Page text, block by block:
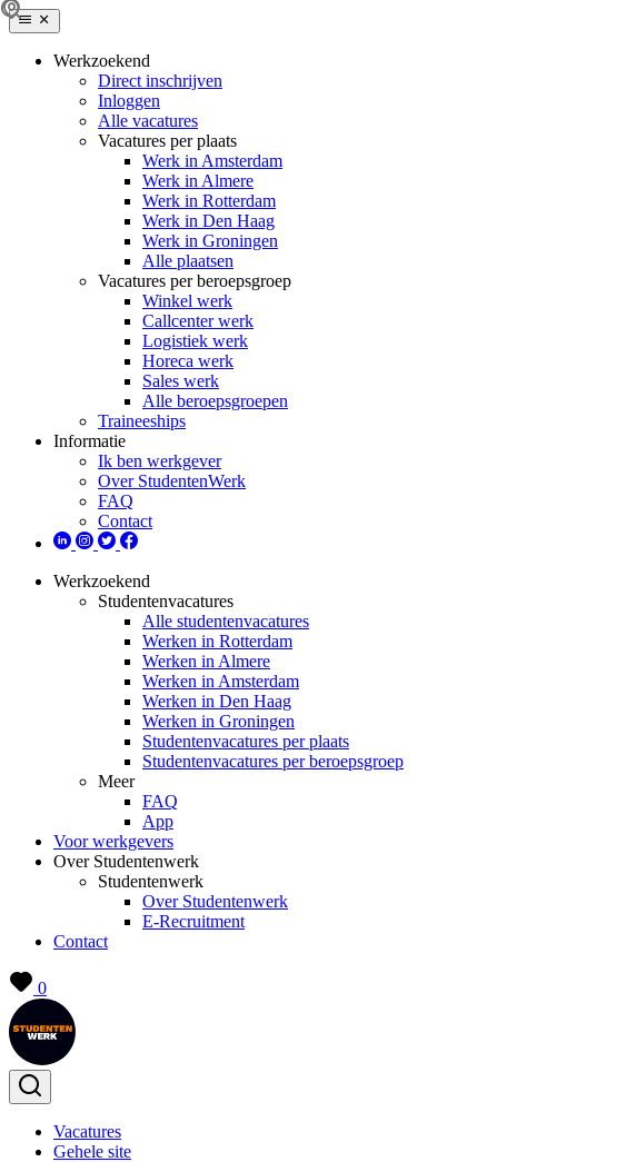
Werkzoekend
Direct inschrijven
Inloggen
Alle vacatures
Vacatures per plaats
Werk in Amsterdam
Werk in Almere
Werk in Rotterdam
Werk in Den Haag
Werk in Groningen
Alle plaatsen
Vacatures per beroepsgroep
Winkel werk
Callcenter werk
Logistiek werk
Horeca werk
Sales werk
Alle beroepsgroepen
Traineeships
Informatie
Ik ben werkgever
Over StudentenWerk
FAQ
Contact
Werkzoekend
Studentenvacatures
Alle studentenvacatures
Werken in Rotterdam
Werken in Almere
Werken in Amsterdam
Werken in Den Haag
Werken in Groningen
Studentenvacatures per plaats
Studentenvacatures per beroepsgroep
Meer
FAQ
App
Voor werkgevers
Over Studentenwerk
Studentenwerk
Over Studentenwerk
E-Recruitment
Contact
0
Vacatures
Gehele site